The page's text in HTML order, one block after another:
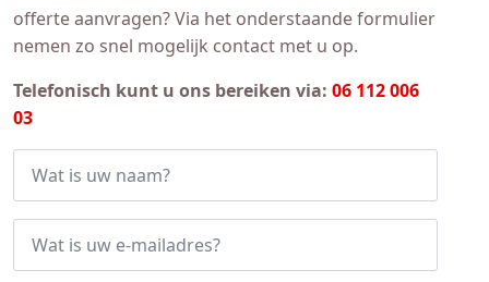
offerte aanvragen? Via het onderstaande formulier
nemen zo snel mogelijk contact met u op.
Telefonisch kunt u ons bereiken via: 06 112 006
03
Naam
Email